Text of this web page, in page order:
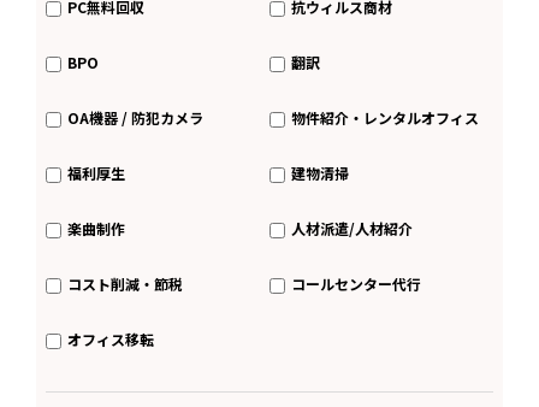
PC無料回収 抗ウィルス商材
BPO 翻訳
OA機器 / 防犯カメラ 物件紹介・レンタルオフィス
福利厚生 建物清掃
楽曲制作 人材派遣/人材紹介
コスト削減・節税 コールセンター代行
オフィス移転